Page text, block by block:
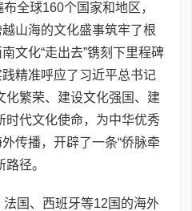
全球160个国家和地区，
山海的文化盛事筑牢了根
文化“走出去”镌刻下里程碑
精准呼应了习近平总书记
化繁荣、建设文化强国、建
时代文化使命，为中华优秀
传播，开辟了一条“侨脉牵
径。
法国、西班牙等12国的海外